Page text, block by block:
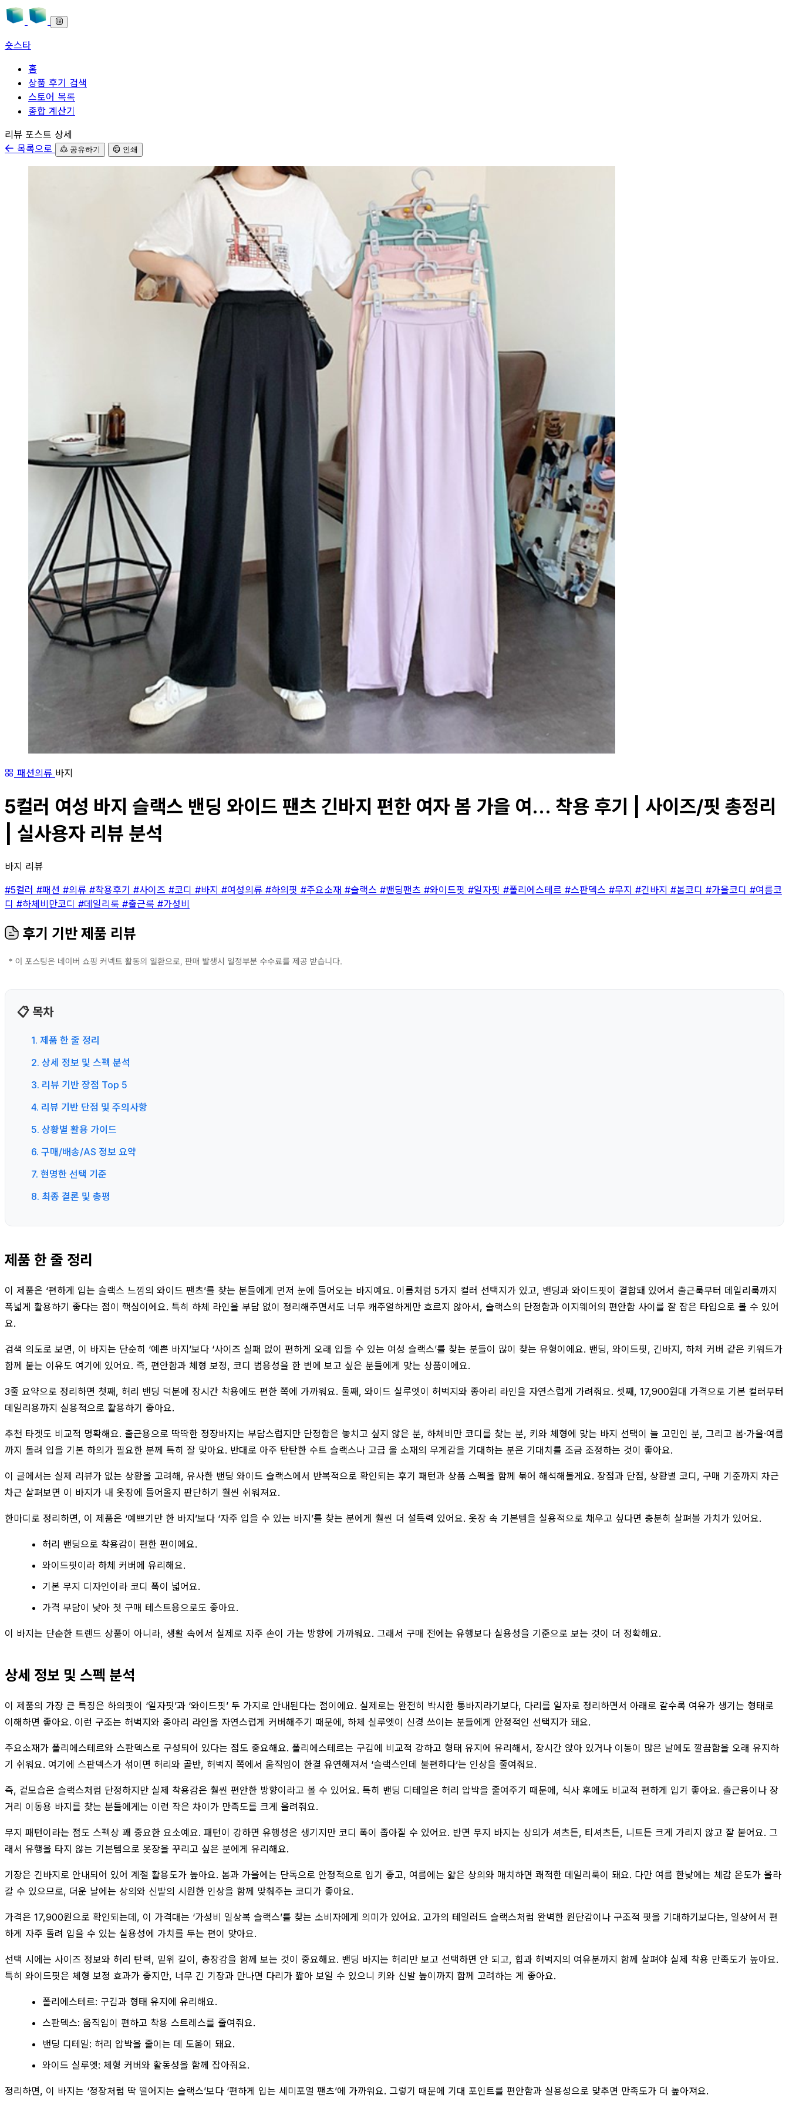
숏스타
홈
상품 후기 검색
스토어 목록
종합 계산기
본문으로 바로가기
리뷰 포스트 상세
목록으로
공유하기 인쇄
패션의류 바지
5컬러 여성 바지 슬랙스 밴딩 와이드 팬츠 긴바지 편한 여자 봄 가을 여... 착용 후기 | 사이즈/핏 총정리
| 실사용자 리뷰 분석
바지 리뷰
#5컬러 #패션 #의류 #착용후기 #사이즈 #코디 #바지 #여성의류 #하의핏 #주요소재 #슬랙스 #밴딩팬츠 #와이드핏 #일자핏 #폴리에스테르 #스판덱스 #무지 #긴바지 #봄코디 #가을코디 #여름코
디 #하체비만코디 #데일리룩 #출근룩 #가성비
후기 기반 제품 리뷰
📋 목차
1. 제품 한 줄 정리
2. 상세 정보 및 스펙 분석
3. 리뷰 기반 장점 Top 5
4. 리뷰 기반 단점 및 주의사항
5. 상황별 활용 가이드
6. 구매/배송/AS 정보 요약
7. 현명한 선택 기준
8. 최종 결론 및 총평
제품 한 줄 정리
이 제품은 ‘편하게 입는 슬랙스 느낌의 와이드 팬츠’를 찾는 분들에게 먼저 눈에 들어오는 바지예요. 이름처럼 5가지 컬러 선택지가 있고, 밴딩과 와이드핏이 결합돼 있어서 출근룩부터 데일리룩까지
폭넓게 활용하기 좋다는 점이 핵심이에요. 특히 하체 라인을 부담 없이 정리해주면서도 너무 캐주얼하게만 흐르지 않아서, 슬랙스의 단정함과 이지웨어의 편안함 사이를 잘 잡은 타입으로 볼 수 있어
요.
검색 의도로 보면, 이 바지는 단순히 ‘예쁜 바지’보다 ‘사이즈 실패 없이 편하게 오래 입을 수 있는 여성 슬랙스’를 찾는 분들이 많이 찾는 유형이에요. 밴딩, 와이드핏, 긴바지, 하체 커버 같은 키워드가
함께 붙는 이유도 여기에 있어요. 즉, 편안함과 체형 보정, 코디 범용성을 한 번에 보고 싶은 분들에게 맞는 상품이에요.
3줄 요약으로 정리하면 첫째, 허리 밴딩 덕분에 장시간 착용에도 편한 쪽에 가까워요. 둘째, 와이드 실루엣이 허벅지와 종아리 라인을 자연스럽게 가려줘요. 셋째, 17,900원대 가격으로 기본 컬러부터
데일리용까지 실용적으로 활용하기 좋아요.
추천 타겟도 비교적 명확해요. 출근용으로 딱딱한 정장바지는 부담스럽지만 단정함은 놓치고 싶지 않은 분, 하체비만 코디를 찾는 분, 키와 체형에 맞는 바지 선택이 늘 고민인 분, 그리고 봄·가을·여름
까지 돌려 입을 기본 하의가 필요한 분께 특히 잘 맞아요. 반대로 아주 탄탄한 수트 슬랙스나 고급 울 소재의 무게감을 기대하는 분은 기대치를 조금 조정하는 것이 좋아요.
이 글에서는 실제 리뷰가 없는 상황을 고려해, 유사한 밴딩 와이드 슬랙스에서 반복적으로 확인되는 후기 패턴과 상품 스펙을 함께 묶어 해석해볼게요. 장점과 단점, 상황별 코디, 구매 기준까지 차근
차근 살펴보면 이 바지가 내 옷장에 들어올지 판단하기 훨씬 쉬워져요.
한마디로 정리하면, 이 제품은 ‘예쁘기만 한 바지’보다 ‘자주 입을 수 있는 바지’를 찾는 분에게 훨씬 더 설득력 있어요. 옷장 속 기본템을 실용적으로 채우고 싶다면 충분히 살펴볼 가치가 있어요.
허리 밴딩으로 착용감이 편한 편이에요.
와이드핏이라 하체 커버에 유리해요.
기본 무지 디자인이라 코디 폭이 넓어요.
가격 부담이 낮아 첫 구매 테스트용으로도 좋아요.
이 바지는 단순한 트렌드 상품이 아니라, 생활 속에서 실제로 자주 손이 가는 방향에 가까워요. 그래서 구매 전에는 유행보다 실용성을 기준으로 보는 것이 더 정확해요.
상세 정보 및 스펙 분석
이 제품의 가장 큰 특징은 하의핏이 ‘일자핏’과 ‘와이드핏’ 두 가지로 안내된다는 점이에요. 실제로는 완전히 박시한 통바지라기보다, 다리를 일자로 정리하면서 아래로 갈수록 여유가 생기는 형태로
이해하면 좋아요. 이런 구조는 허벅지와 종아리 라인을 자연스럽게 커버해주기 때문에, 하체 실루엣이 신경 쓰이는 분들에게 안정적인 선택지가 돼요.
주요소재가 폴리에스테르와 스판덱스로 구성되어 있다는 점도 중요해요. 폴리에스테르는 구김에 비교적 강하고 형태 유지에 유리해서, 장시간 앉아 있거나 이동이 많은 날에도 깔끔함을 오래 유지하
기 쉬워요. 여기에 스판덱스가 섞이면 허리와 골반, 허벅지 쪽에서 움직임이 한결 유연해져서 ‘슬랙스인데 불편하다’는 인상을 줄여줘요.
즉, 겉모습은 슬랙스처럼 단정하지만 실제 착용감은 훨씬 편안한 방향이라고 볼 수 있어요. 특히 밴딩 디테일은 허리 압박을 줄여주기 때문에, 식사 후에도 비교적 편하게 입기 좋아요. 출근용이나 장
거리 이동용 바지를 찾는 분들에게는 이런 작은 차이가 만족도를 크게 올려줘요.
무지 패턴이라는 점도 스펙상 꽤 중요한 요소예요. 패턴이 강하면 유행성은 생기지만 코디 폭이 좁아질 수 있어요. 반면 무지 바지는 상의가 셔츠든, 티셔츠든, 니트든 크게 가리지 않고 잘 붙어요. 그
래서 유행을 타지 않는 기본템으로 옷장을 꾸리고 싶은 분에게 유리해요.
기장은 긴바지로 안내되어 있어 계절 활용도가 높아요. 봄과 가을에는 단독으로 안정적으로 입기 좋고, 여름에는 얇은 상의와 매치하면 쾌적한 데일리룩이 돼요. 다만 여름 한낮에는 체감 온도가 올라
갈 수 있으므로, 더운 날에는 상의와 신발의 시원한 인상을 함께 맞춰주는 코디가 좋아요.
가격은 17,900원으로 확인되는데, 이 가격대는 ‘가성비 일상복 슬랙스’를 찾는 소비자에게 의미가 있어요. 고가의 테일러드 슬랙스처럼 완벽한 원단감이나 구조적 핏을 기대하기보다는, 일상에서 편
하게 자주 돌려 입을 수 있는 실용성에 가치를 두는 편이 맞아요.
선택 시에는 사이즈 정보와 허리 탄력, 밑위 길이, 총장감을 함께 보는 것이 중요해요. 밴딩 바지는 허리만 보고 선택하면 안 되고, 힙과 허벅지의 여유분까지 함께 살펴야 실제 착용 만족도가 높아요.
특히 와이드핏은 체형 보정 효과가 좋지만, 너무 긴 기장과 만나면 다리가 짧아 보일 수 있으니 키와 신발 높이까지 함께 고려하는 게 좋아요.
폴리에스테르: 구김과 형태 유지에 유리해요.
스판덱스: 움직임이 편하고 착용 스트레스를 줄여줘요.
밴딩 디테일: 허리 압박을 줄이는 데 도움이 돼요.
와이드 실루엣: 체형 커버와 활동성을 함께 잡아줘요.
정리하면, 이 바지는 ‘정장처럼 딱 떨어지는 슬랙스’보다 ‘편하게 입는 세미포멀 팬츠’에 가까워요. 그렇기 때문에 기대 포인트를 편안함과 실용성으로 맞추면 만족도가 더 높아져요.